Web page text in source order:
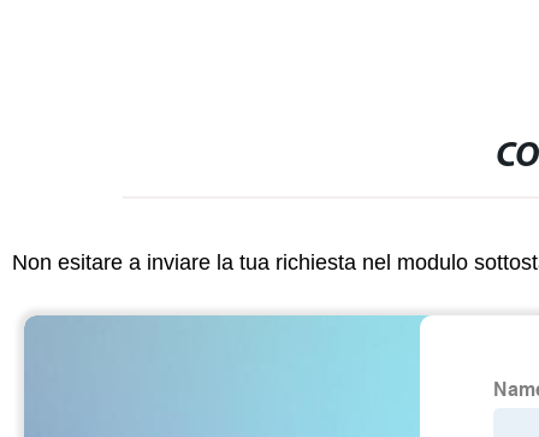
Non esitare a inviare la tua richiesta nel modulo